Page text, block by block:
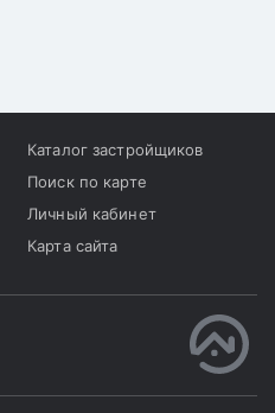
работающей молодёжи
стал акимат области
совместно с Отбасы
Каталог застройщиков
Поиск по карте
Личный кабинет
Карта сайта